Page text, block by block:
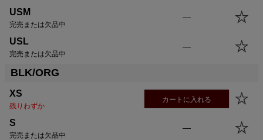
USM
完売または欠品中
—
USL
完売または欠品中
—
BLK/ORG
XS
残りわずか
カートに入れる
S
完売または欠品中
—